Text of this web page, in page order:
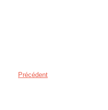
Précédent